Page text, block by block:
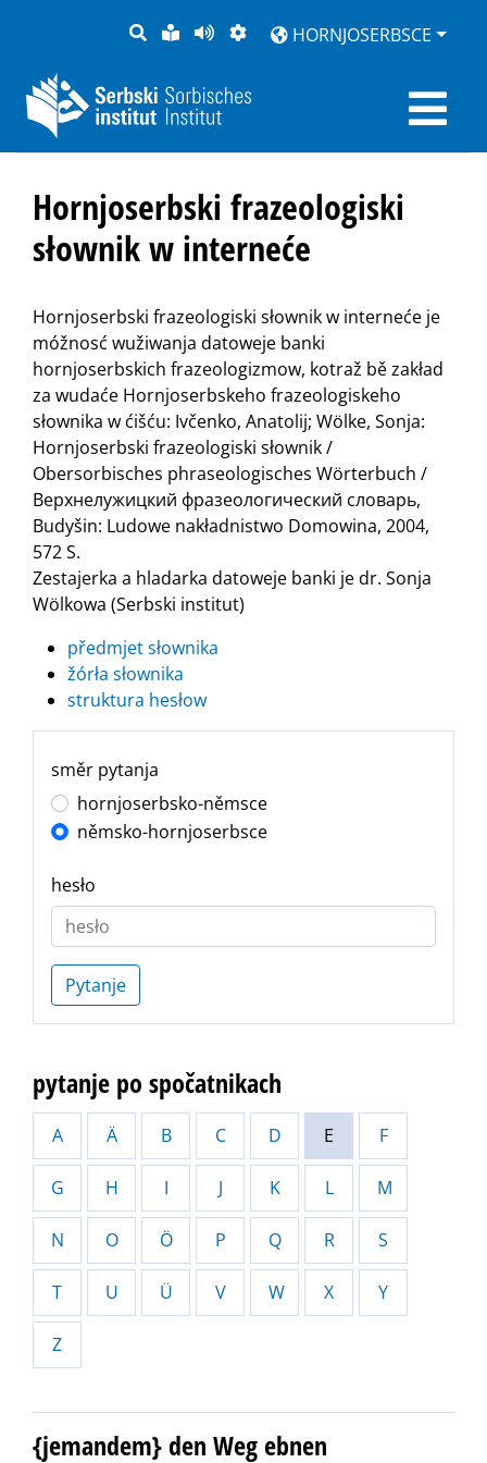
PYTANJE
LOCHKA
RĚČ
STRONU
PŘEDČITAĆ
ZWOBRAZNJENJE
HORNJOSERBSCE
Hornjoserbski frazeologiski
słownik w interneće
Hornjoserbski frazeologiski słownik w interneće je
móžnosć wužiwanja datoweje banki
hornjoserbskich frazeologizmow, kotraž bě zakład
za wudaće Hornjoserbskeho frazeologiskeho
słownika w ćišću: Ivčenko, Anatolij; Wölke, Sonja:
Hornjoserbski frazeologiski słownik /
Obersorbisches phraseologisches Wörterbuch /
Верхнелужицкий фразеологический словарь,
Budyšin: Ludowe nakładnistwo Domowina, 2004,
572 S.
Zestajerka a hladarka datoweje banki je dr. Sonja
Wölkowa (Serbski institut)
předmjet słownika
žórła słownika
struktura hesłow
směr pytanja
hornjoserbsko-němsce
němsko-hornjoserbsce
hesło
Pytanje
pytanje po spočatnikach
A Ä B C D E F
G H I J K L M
N O Ö P Q R S
T U Ü V W X Y
Z
{jemandem} den Weg ebnen